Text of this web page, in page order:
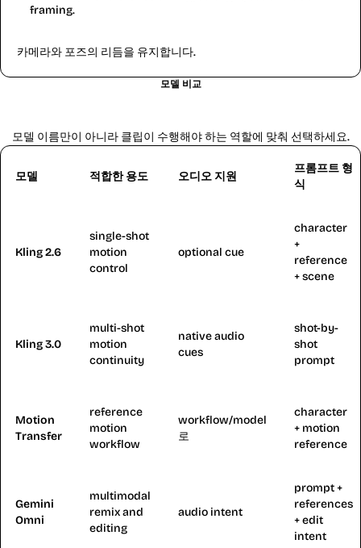
framing.
카메라와 포즈의 리듬을 유지합니다.
모델 비교
모델 이름만이 아니라 클립이 수행해야 하는 역할에 맞춰 선택하세요.
모델 적합한 용도 오디오 지원
프롬프트 형
식
Kling 2.6
single-shot
motion
control
optional cue
character
+
reference
+ scene
Kling 3.0
multi-shot
motion
continuity
native audio
cues
shot-by-
shot
prompt
Motion
Transfer
reference
motion
workflow
workflow/model
로
character
+ motion
reference
Gemini
Omni
multimodal
remix and
editing
audio intent
prompt +
references
+ edit
intent